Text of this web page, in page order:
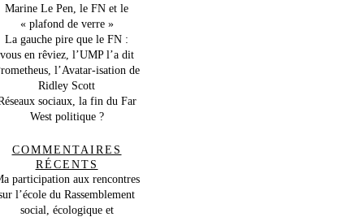
Marine Le Pen, le FN et le
« plafond de verre »
La gauche pire que le FN :
vous en rêviez, l’UMP l’a dit
l’Avatar-isation de
Ridley Scott
sociaux, la fin du Far
West politique ?
COMMENTAIRES
RÉCENTS
participation aux rencontres
l’école du Rassemblement
social, écologique et